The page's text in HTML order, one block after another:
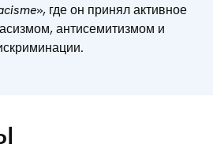
», где он принял активное
антисемитизмом и